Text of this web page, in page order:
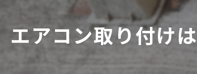
エアコン取り外し
エアコン移設
中古販売
エアコン取り付け